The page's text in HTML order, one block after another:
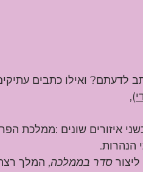
לדעתם? ואילו כתבים
),
איזורים שונים :ממלכת
הנהרות.
סדר בממלכה, המלך